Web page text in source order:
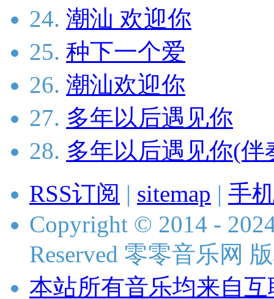
24. 潮汕 欢迎你
25. 种下一个爱
26. 潮汕欢迎你
27. 多年以后遇见你
28. 多年以后遇见你(伴
RSS订阅 | sitemap | 手
Copyright © 2014 -
Reserved 零零音乐网
本站所有音乐均来自